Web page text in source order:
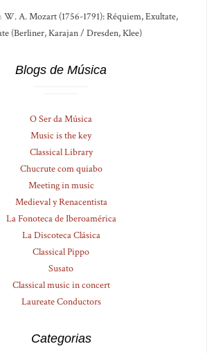
W. A. Mozart (1756-1791): Réquiem, Exultate,
(Berliner, Karajan / Dresden, Klee)
Blogs de Música
O Ser da Música
Music is the key
Classical Library
Chucrute com quiabo
Meeting in music
Medieval y Renacentista
La Fonoteca de Iberoamérica
La Discoteca Clásica
Classical Pippo
Susato
Classical music in concert
Laureate Conductors
Categorias